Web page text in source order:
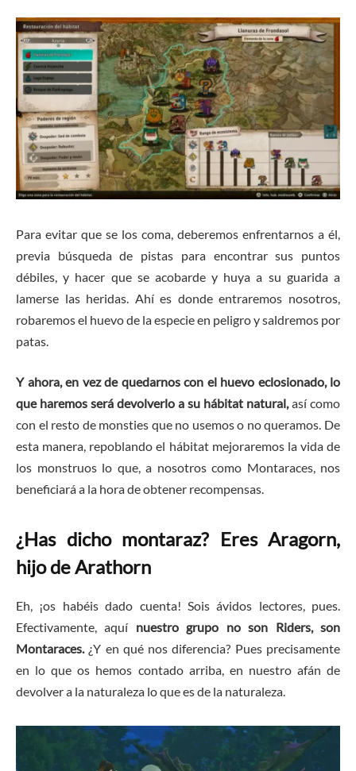
Para evitar que se los coma, deberemos enfrentarnos a él,
previa búsqueda de pistas para encontrar sus puntos
débiles, y hacer que se acobarde y huya a su guarida a
lamerse las heridas. Ahí es donde entraremos nosotros,
robaremos el huevo de la especie en peligro y saldremos por
patas.
Y ahora, en vez de quedarnos con el huevo eclosionado, lo
que haremos será devolverlo a su hábitat natural,así como
con el resto de monsties que no usemos o no queramos. De
esta manera, repoblando el hábitat mejoraremos la vida de
los monstruos lo que, a nosotros como Montaraces, nos
beneficiará a la hora de obtener recompensas.
¿Has dicho montaraz? Eres Aragorn,
hijo de Arathorn
Eh, ¡os habéis dado cuenta! Sois ávidos lectores, pues.
Efectivamente, aquí nuestro grupo no son Riders, son
Montaraces.¿Y en qué nos diferencia? Pues precisamente
en lo que os hemos contado arriba, en nuestro afán de
devolver a la naturaleza lo que es de la naturaleza.